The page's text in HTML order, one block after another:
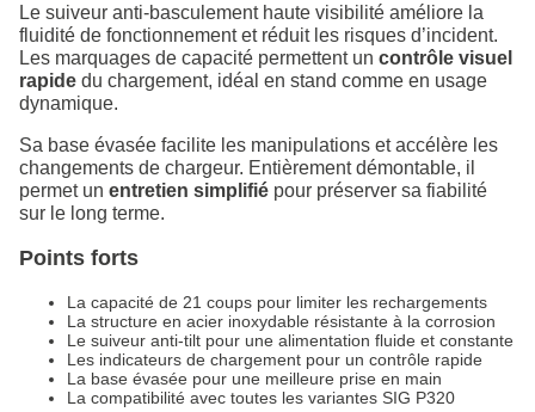
Le suiveur anti-basculement haute visibilité améliore la
fluidité de fonctionnement et réduit les risques d’incident.
Les marquages de capacité permettent un contrôle visuel
rapide du chargement, idéal en stand comme en usage
dynamique.
Sa base évasée facilite les manipulations et accélère les
changements de chargeur. Entièrement démontable, il
permet un entretien simplifié pour préserver sa fiabilité
sur le long terme.
Points forts
La capacité de 21 coups pour limiter les rechargements
La structure en acier inoxydable résistante à la corrosion
Le suiveur anti-tilt pour une alimentation fluide et constante
Les indicateurs de chargement pour un contrôle rapide
La base évasée pour une meilleure prise en main
La compatibilité avec toutes les variantes SIG P320